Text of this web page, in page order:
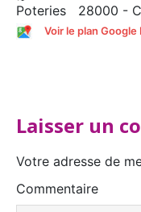
Poteries 28000 -
Voir le plan Google
Laisser un
Votre adresse de
Commentaire